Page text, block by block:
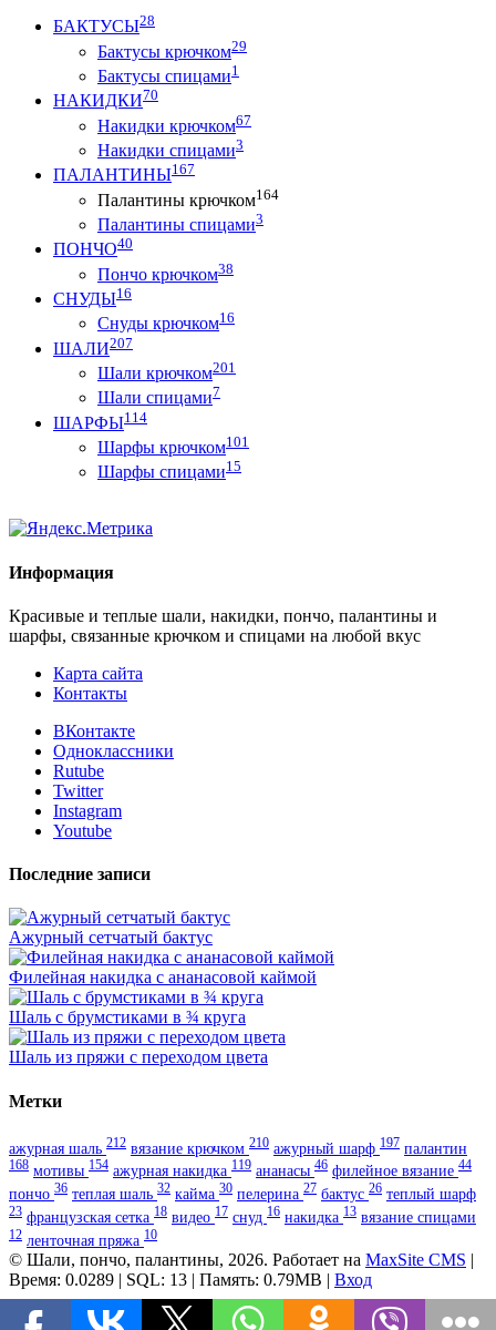
БАКТУСЫ28
Бактусы крючком29
Бактусы спицами1
НАКИДКИ70
Накидки крючком67
Накидки спицами3
ПАЛАНТИНЫ167
Палантины крючком164
Палантины спицами3
ПОНЧО40
Пончо крючком38
СНУДЫ16
Снуды крючком16
ШАЛИ207
Шали крючком201
Шали спицами7
ШАРФЫ114
Шарфы крючком101
Шарфы спицами15
Информация
Красивые и теплые шали, накидки, пончо, палантины и
шарфы, связанные крючком и спицами на любой вкус
Карта сайта
Контакты
ВКонтакте
Одноклассники
Rutube
Twitter
Instagram
Youtube
Последние записи
Ажурный сетчатый бактус
Филейная накидка с ананасовой каймой
Шаль с брумстиками в ¾ круга
Шаль из пряжи с переходом цвета
Метки
ажурная шаль 212 вязание крючком 210 ажурный шарф 197 палантин
168 мотивы 154 ажурная накидка 119 ананасы 46 филейное вязание 44
пончо 36 теплая шаль 32 кайма 30 пелерина 27 бактус 26 теплый шарф
23 французская сетка 18 видео 17 снуд 16 накидка 13 вязание спицами
12 ленточная пряжа 10
© Шали, пончо, палантины, 2026. Работает на MaxSite CMS |
Время: 0.0289 | SQL: 13 | Память: 0.79MB | Вход